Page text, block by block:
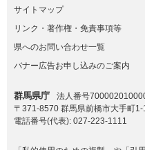
サイトマップ
リンク・著作権・免責事項等
県へのお問い合わせ一覧
バナー広告お申し込みのご案内
群馬県庁
法人番号
〒371-8570 群馬県前橋市大手町1-
電話番号(代表): 027-223-1111